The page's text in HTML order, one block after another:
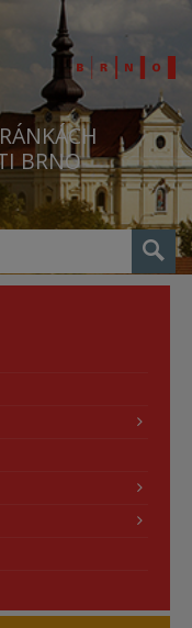
BRNO